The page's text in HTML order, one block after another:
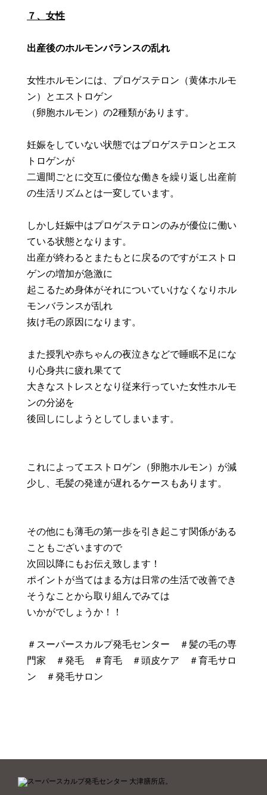
７、女性
出産後のホルモンバランスの乱れ
女性ホルモンには、プロゲステロン（黄体ホルモ
ン）とエストロゲン
（卵胞ホルモン）の2種類があります。
妊娠をしていない状態ではプロゲステロンとエス
トロゲンが
二週間ごとに交互に優位な働きを繰り返し出産前
の生活リズムとは一変しています。
しかし妊娠中はプロゲステロンのみが優位に働い
ている状態となります。
出産が終わるとまたもとに戻るのですがエストロ
ゲンの増加が急激に
起こるため身体がそれについていけなくなりホル
モンバランスが乱れ
抜け毛の原因になります。
また授乳や赤ちゃんの夜泣きなどで睡眠不足にな
り心身共に疲れ果てて
大きなストレスとなり従来行っていた女性ホルモ
ンの分泌を
後回しにしようとしてしまいます。
これによってエストロゲン（卵胞ホルモン）が減
少し、毛髪の発達が遅れるケースもあります。
その他にも薄毛の第一歩を引き起こす関係がある
こともございますので
次回以降にもお伝え致します！
ポイントが当てはまる方は日常の生活で改善でき
そうなことから取り組んでみては
いかがでしょうか！！
＃スーパースカルプ発毛センター ＃髪の毛の専
門家 ＃発毛 ＃育毛 ＃頭皮ケア ＃育毛サロ
ン ＃発毛サロン